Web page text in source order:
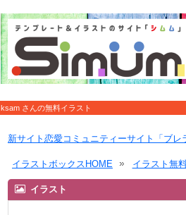
ksam さんの無料イラスト
新サイト恋愛コミュニティーサイト「ブレ
イラストボックスHOME イラスト無
イラスト